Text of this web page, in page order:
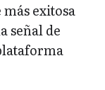
exitosa
señal de